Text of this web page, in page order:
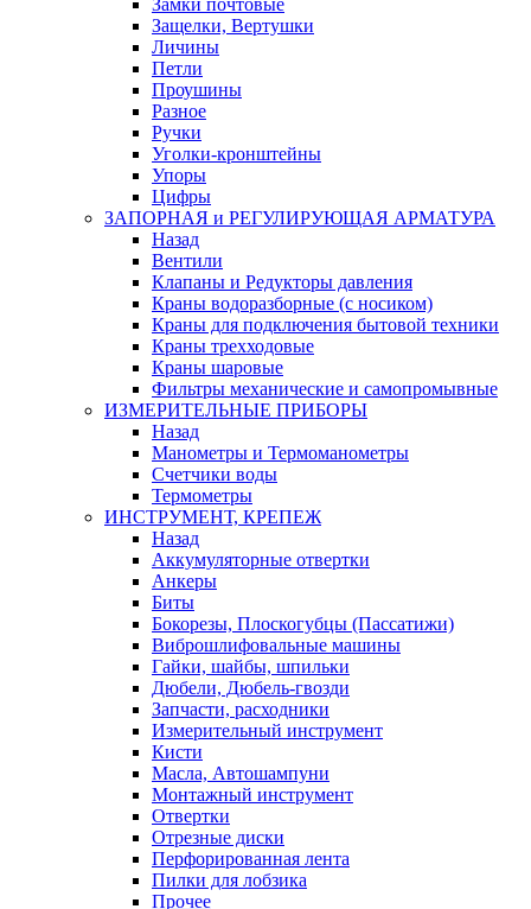
Защелки, Вертушки
Личины
Петли
Проушины
Разное
Ручки
Уголки-кронштейны
Упоры
Цифры
ЗАПОРНАЯ и РЕГУЛИРУЮЩАЯ АРМАТУРА
Назад
Вентили
Клапаны и Редукторы давления
Краны водоразборные (с носиком)
Краны для подключения бытовой техники
Краны трехходовые
Краны шаровые
Фильтры механические и самопромывные
ИЗМЕРИТЕЛЬНЫЕ ПРИБОРЫ
Назад
Манометры и Термоманометры
Счетчики воды
Термометры
ИНСТРУМЕНТ, КРЕПЕЖ
Назад
Аккумуляторные отвертки
Анкеры
Биты
Бокорезы, Плоскогубцы (Пассатижи)
Виброшлифовальные машины
Гайки, шайбы, шпильки
Дюбели, Дюбель-гвозди
Запчасти, расходники
Измерительный инструмент
Кисти
Масла, Автошампуни
Монтажный инструмент
Отвертки
Отрезные диски
Перфорированная лента
Пилки для лобзика
Прочее